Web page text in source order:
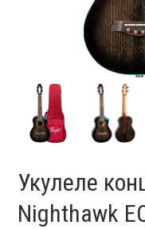
Укулеле
Nighthawk